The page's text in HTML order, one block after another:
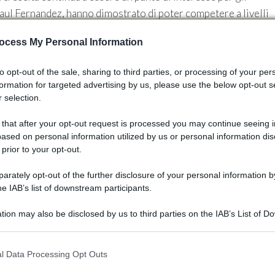
My Personal Information
opt-out of the sale, sharing to third parties, or processing of your
for targeted advertising by us, please use the below opt-out
selection.
that after your opt-out request is processed you may continue seeing
on personal information utilized by us or personal information
to your opt-out.
opt-out of the further disclosure of your personal information
IAB’s list of downstream participants.
may also be disclosed by us to third parties on the IAB’s List of
including but not limited to your visit or usage behaviour. You may
Data Processing Opt Outs
Fernandez, hanno dimostrato di poter competere a livelli